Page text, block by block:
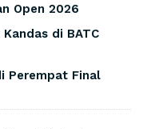
Open 2026
di BATC
Perempat Final